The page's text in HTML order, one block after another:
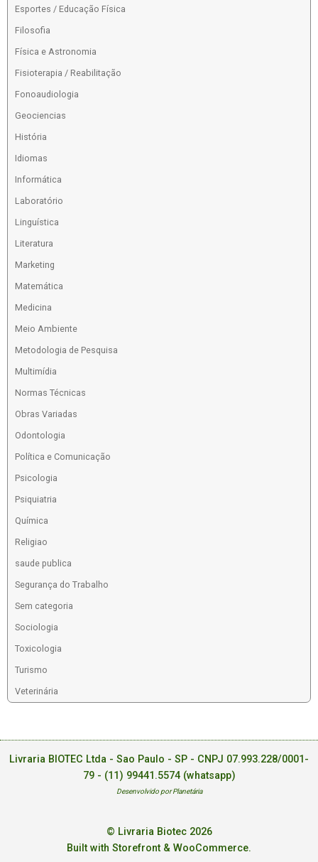
Esportes / Educação Física
Filosofia
Física e Astronomia
Fisioterapia / Reabilitação
Fonoaudiologia
Geociencias
História
Idiomas
Informática
Laboratório
Linguística
Literatura
Marketing
Matemática
Medicina
Meio Ambiente
Metodologia de Pesquisa
Multimídia
Normas Técnicas
Obras Variadas
Odontologia
Política e Comunicação
Psicologia
Psiquiatria
Química
Religiao
saude publica
Segurança do Trabalho
Sem categoria
Sociologia
Toxicologia
Turismo
Veterinária
Livraria BIOTEC Ltda - Sao Paulo - SP - CNPJ 07.993.228/0001-
79 - (11) 99441.5574 (whatsapp)
Desenvolvido por Planetária
© Livraria Biotec 2026
Built with Storefront & WooCommerce.